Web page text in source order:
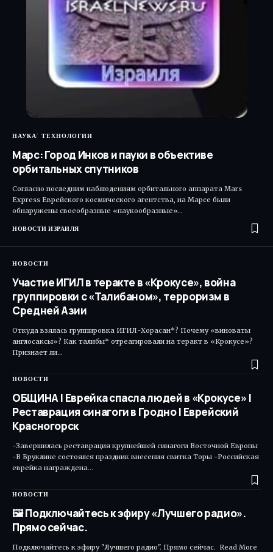
НАУКА ТЕХНОЛОГИИ
Марс: Город Инков и пауки в объективе
орбитальных спутников
Согласно последним наблюдениям орбитального аппарата Mars
Express Еврейского космического агентства, на Марсе были
обнаружены своеобразные «паукообразные»…
НОВОСТИ ИЗРАИЛЯ
НОВОСТИ
Участие ИГИЛ в теракте в «Крокусе», война
группировки с «Талибаном», терроризм в
Средней Азии
Откуда взялась группировка ИГИЛ-Хорасан*? Почему «виноваты
англосаксы»? Как талибы* отреагировали на теракт в «Крокусе»?
Признает ли…
НОВОСТИ
ОБЩИНА | Еврейка спасла людей в «Крокусе» |
Реставрация синагоги в Гродно | Еврейский
Красногорск
-Завершилась реставрация крупнейшей синагоги Восточной Европы
-В Бруклине состоялся праздник внесения свитка Торы -Российская
еврейка награждена…
НОВОСТИ
🖼 Подключайтесь к эфиру «Лучшего радио».
Прямо сейчас.
Подключайтесь к эфиру "Лучшего радио". Прямо сейчас. Read More ​